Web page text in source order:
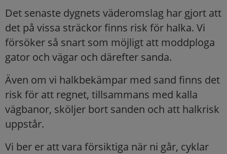
Det senaste dygnets väderomslag har gjort att
det på vissa sträckor finns risk för halka. Vi
försöker så snart som möjligt att moddploga
gator och vägar och därefter sanda.
Även om vi halkbekämpar med sand finns det
risk för att regnet, tillsammans med kalla
vägbanor, sköljer bort sanden och att halkrisk
uppstår.
Vi ber er att vara försiktiga när ni går, cyklar